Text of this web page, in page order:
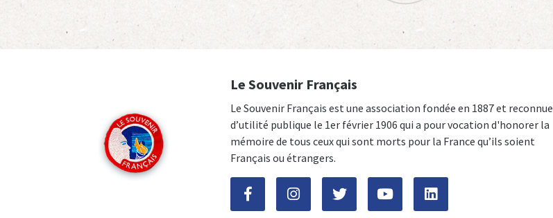
Le Souvenir Français
Le Souvenir Français est une association fondée en 1887 et reconnue
d’utilité publique le 1er février 1906 qui a pour vocation d'honorer la
mémoire de tous ceux qui sont morts pour la France qu’ils soient
Français ou étrangers.